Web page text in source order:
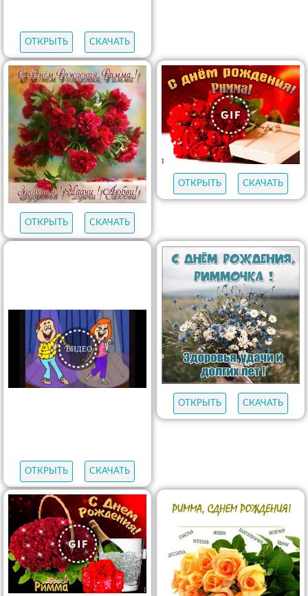
ОТКРЫТЬ СКАЧАТЬ
ОТКРЫТЬ СКАЧАТЬ
ОТКРЫТЬ СКАЧАТЬ
ОТКРЫТЬ СКАЧАТЬ
ОТКРЫТЬ СКАЧАТЬ